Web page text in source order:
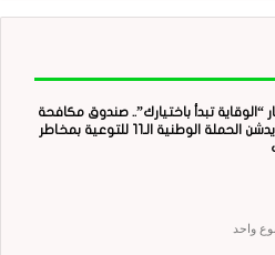
“الوقاية تبدأ باختيارك”.. صندوق مكافحة
السرطان يدشن الحملة الوطنية الـ11 للتوعية بمخاطر
واحد